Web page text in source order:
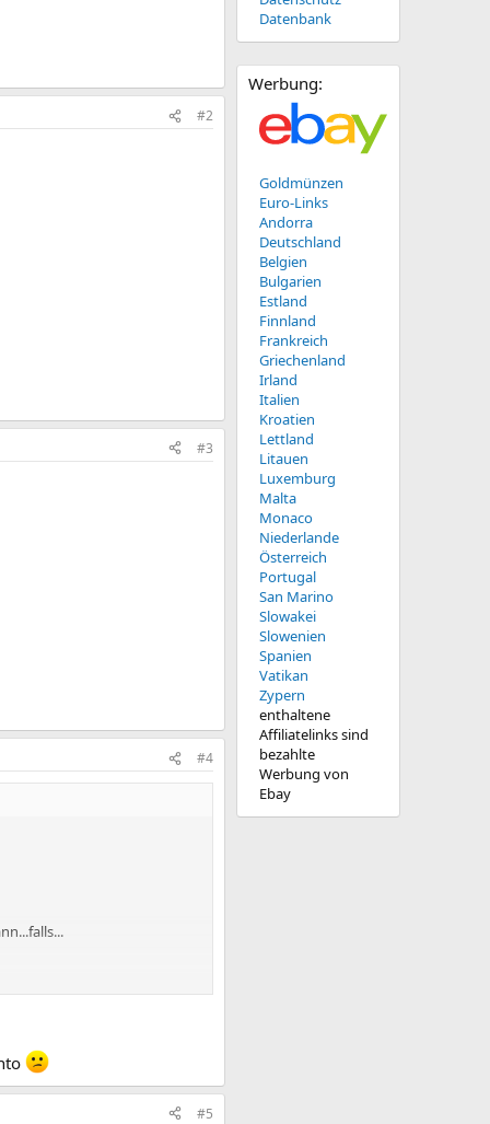
#2
#3
#4
#5
Datenbank
Werbung:
Goldmünzen
Euro-Links
Andorra
Deutschland
Belgien
Bulgarien
Estland
Finnland
Frankreich
Griechenland
Irland
Italien
Kroatien
Lettland
Litauen
Luxemburg
Malta
Monaco
Niederlande
Österreich
Portugal
San Marino
Slowakei
Slowenien
Spanien
Vatikan
Zypern
enthaltene
Affiliatelinks sind
bezahlte
Werbung von
Ebay